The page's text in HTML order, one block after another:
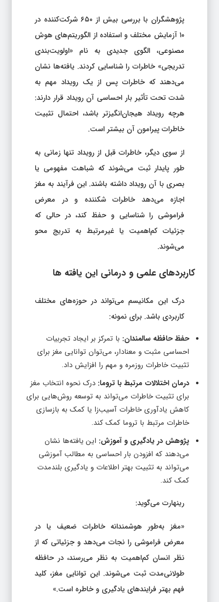
پژوهشگران با بررسی بیش از ۶۵۰ شرکت‌کننده در
۱۰ آزمایش مختلف و استفاده از الگوریتم‌های هوش
مصنوعی، الگوی جدیدی به نام «اولویت‌بندی
تدریجی» خاطرات را شناسایی کردند. یافته‌ها نشان
می‌دهند که خاطرات پس از یک رویداد مهم به
شدت تحت تأثیر بار احساسی آن رویداد قرار دارند:
هرچه رویداد هیجان‌انگیزتر باشد، احتمال تثبیت
خاطرات پیرامون آن بیشتر است.
از سوی دیگر، خاطرات قبل از رویداد تنها زمانی به
طور پایدار ثبت می‌شوند که شباهت مفهومی یا
بصری با آن رویداد داشته باشند. این فرآیند به مغز
اجازه می‌دهد خاطرات شکننده و در معرض
فراموشی را شناسایی و حفظ کند، در حالی که
جزئیات کم‌اهمیت یا غیرمرتبط به تدریج محو
می‌شوند.
کاربردهای علمی و درمانی این یافته‌ ها
درک این مکانیسم می‌تواند در حوزه‌های مختلف
کاربردی باشد. برای نمونه:
حفظ حافظه سالمندان: با تمرکز بر ایجاد تجربیات
احساسی مثبت و معنادار، می‌توان توانایی مغز برای
تثبیت خاطرات روزمره و مهم را افزایش داد.
درمان اختلالات مرتبط با تروما: درک نحوه انتخاب مغز
برای تثبیت خاطرات می‌تواند به توسعه روش‌هایی برای
کاهش یادآوری خاطرات آسیب‌زا یا کمک به بازسازی
خاطرات مرتبط با تروما کمک کند.
پژوهش در یادگیری و آموزش: این یافته‌ها نشان
می‌دهند که افزودن بار احساسی به مطالب آموزشی
می‌تواند به تثبیت بهتر اطلاعات و یادگیری بلندمدت
کمک کند.
رینهارت می‌گوید:
«مغز به‌طور هوشمندانه خاطرات ضعیف یا در
معرض فراموشی را نجات می‌دهد و جزئیاتی که از
نظر انسان کم‌اهمیت به نظر می‌رسند، در حافظه
طولانی‌مدت ثبت می‌شوند. این توانایی مغز، کلید
فهم بهتر فرایندهای یادگیری و خاطره است.»